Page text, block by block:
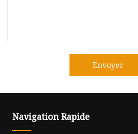
Envoyer
Navigation Rapide